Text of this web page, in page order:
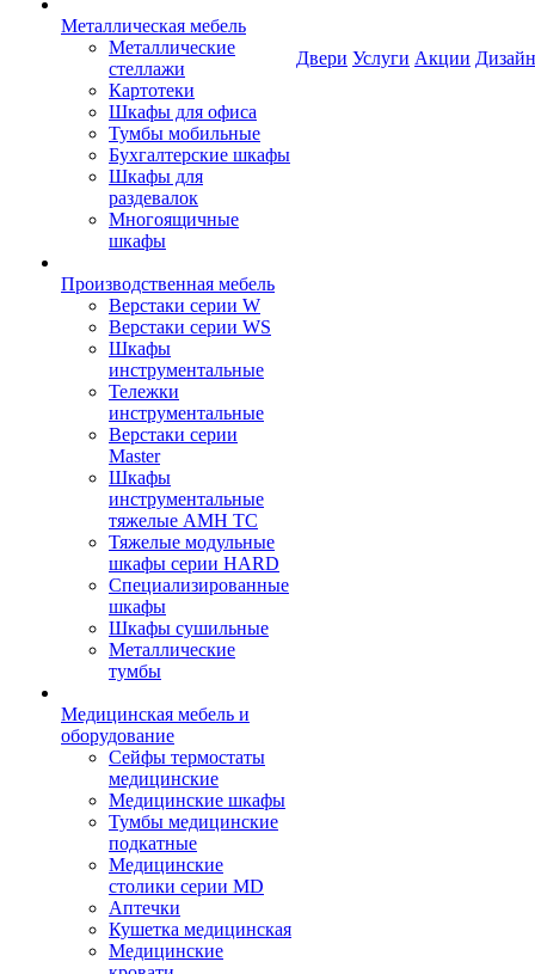
Металлическая мебель
Металлические
стеллажи
Картотеки
Шкафы для офиса
Тумбы мобильные
Бухгалтерские шкафы
Шкафы для
раздевалок
Многоящичные
шкафы
Производственная мебель
Верстаки серии W
Верстаки серии WS
Шкафы
инструментальные
Тележки
инструментальные
Верстаки серии
Master
Шкафы
инструментальные
тяжелые AMH TC
Тяжелые модульные
шкафы серии HARD
Cпециализированные
шкафы
Шкафы сушильные
Металлические
тумбы
Медицинская мебель и
оборудование
Сейфы термостаты
медицинские
Медицинские шкафы
Тумбы медицинские
подкатные
Медицинские
столики серии MD
Аптечки
Кушетка медицинская
Медицинские
Двери Услуги Акции